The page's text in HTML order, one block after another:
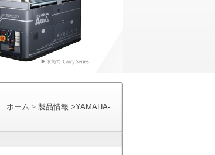
ホーム > 製品情報 >YAMAHA-